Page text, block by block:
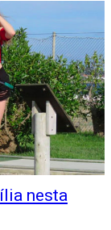
nesta